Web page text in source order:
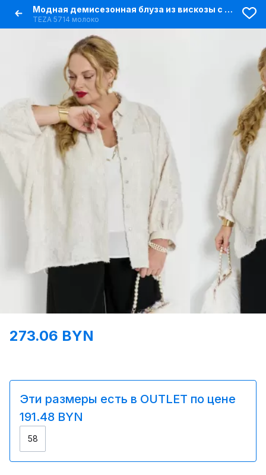
Модная демисезонная блуза из вискозы с разной длиной краев
TEZA 5714 молоко
273.06 BYN
Эти размеры есть в OUTLET по цене
191.48 BYN
58